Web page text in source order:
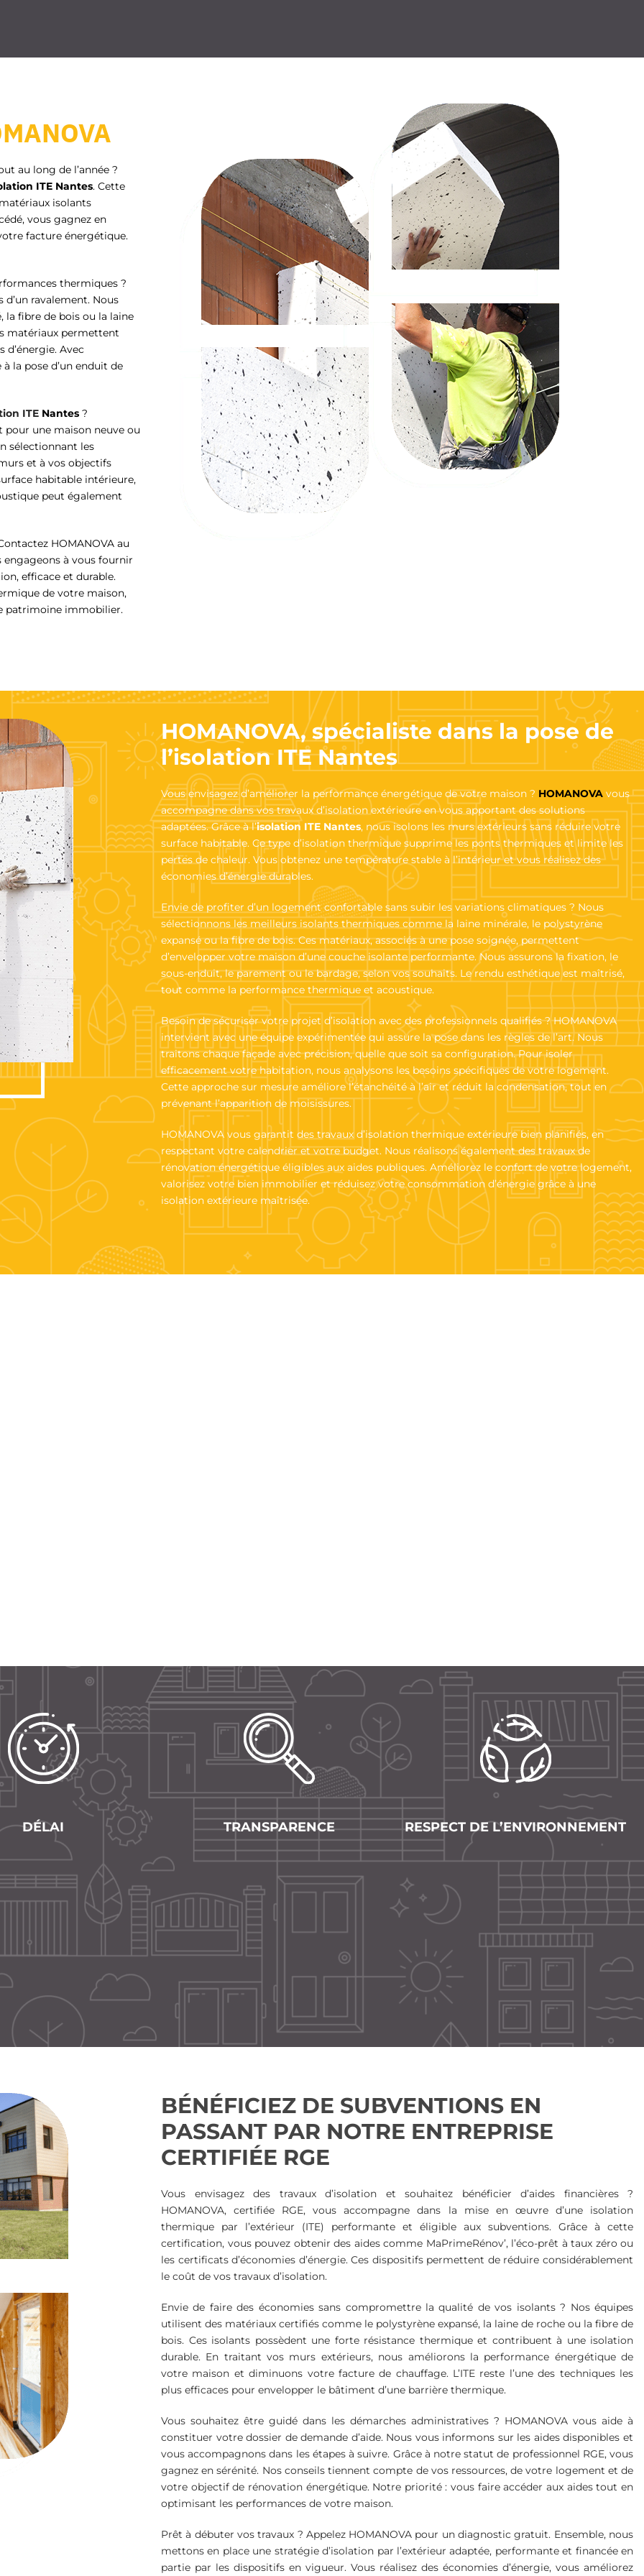
au long de l’année ?
ITE Nantes. Cette
isolants
vous gagnez en
facture énergétique.
thermiques ?
ravalement. Nous
la fibre de bois ou la laine
matériaux permettent
d’énergie. Avec
la pose d’un enduit de
ITE Nantes ?
pour une maison neuve ou
sélectionnant les
et à vos objectifs
habitable intérieure,
peut également
HOMANOVA au
engageons à vous fournir
efficace et durable.
de votre maison,
patrimoine immobilier.
HOMANOVA, spécialiste dans la pose de
l’isolation ITE Nantes
Vous envisagez d’améliorer la performance énergétique de votre maison ? HOMANOVA vous
accompagne dans vos travaux d’isolation extérieure en vous apportant des solutions
adaptées. Grâce à l’isolation ITE Nantes, nous isolons les murs extérieurs sans réduire votre
surface habitable. Ce type d’isolation thermique supprime les ponts thermiques et limite les
pertes de chaleur. Vous obtenez une température stable à l’intérieur et vous réalisez des
économies d’énergie durables.
Envie de profiter d’un logement confortable sans subir les variations climatiques ? Nous
sélectionnons les meilleurs isolants thermiques comme la laine minérale, le polystyrène
expansé ou la fibre de bois. Ces matériaux, associés à une pose soignée, permettent
d’envelopper votre maison d’une couche isolante performante. Nous assurons la fixation, le
sous-enduit, le parement ou le bardage, selon vos souhaits. Le rendu esthétique est maîtrisé,
tout comme la performance thermique et acoustique.
Besoin de sécuriser votre projet d’isolation avec des professionnels qualifiés ? HOMANOVA
intervient avec une équipe expérimentée qui assure la pose dans les règles de l’art. Nous
traitons chaque façade avec précision, quelle que soit sa configuration. Pour isoler
efficacement votre habitation, nous analysons les besoins spécifiques de votre logement.
Cette approche sur mesure améliore l’étanchéité à l’air et réduit la condensation, tout en
prévenant l’apparition de moisissures.
HOMANOVA vous garantit des travaux d’isolation thermique extérieure bien planifiés, en
respectant votre calendrier et votre budget. Nous réalisons également des travaux de
rénovation énergétique éligibles aux aides publiques. Améliorez le confort de votre logement,
valorisez votre bien immobilier et réduisez votre consommation d’énergie grâce à une
isolation extérieure maîtrisée.
DÉLAI TRANSPARENCE RESPECT DE L’ENVIRONNEMENT
BÉNÉFICIEZ DE SUBVENTIONS EN
PASSANT PAR NOTRE ENTREPRISE
CERTIFIÉE RGE
Vous envisagez des travaux d’isolation et souhaitez bénéficier d’aides financières ?
HOMANOVA, certifiée RGE, vous accompagne dans la mise en œuvre d’une isolation
thermique par l’extérieur (ITE) performante et éligible aux subventions. Grâce à cette
certification, vous pouvez obtenir des aides comme MaPrimeRénov’, l’éco-prêt à taux zéro ou
les certificats d’économies d’énergie. Ces dispositifs permettent de réduire considérablement
le coût de vos travaux d’isolation.
Envie de faire des économies sans compromettre la qualité de vos isolants ? Nos équipes
utilisent des matériaux certifiés comme le polystyrène expansé, la laine de roche ou la fibre de
bois. Ces isolants possèdent une forte résistance thermique et contribuent à une isolation
durable. En traitant vos murs extérieurs, nous améliorons la performance énergétique de
votre maison et diminuons votre facture de chauffage. L’ITE reste l’une des techniques les
plus efficaces pour envelopper le bâtiment d’une barrière thermique.
Vous souhaitez être guidé dans les démarches administratives ? HOMANOVA vous aide à
constituer votre dossier de demande d’aide. Nous vous informons sur les aides disponibles et
vous accompagnons dans les étapes à suivre. Grâce à notre statut de professionnel RGE, vous
gagnez en sérénité. Nos conseils tiennent compte de vos ressources, de votre logement et de
votre objectif de rénovation énergétique. Notre priorité : vous faire accéder aux aides tout en
optimisant les performances de votre maison.
Prêt à débuter vos travaux ? Appelez HOMANOVA pour un diagnostic gratuit. Ensemble, nous
mettons en place une stratégie d’isolation par l’extérieur adaptée, performante et financée en
partie par les dispositifs en vigueur. Vous réalisez des économies d’énergie, vous améliorez